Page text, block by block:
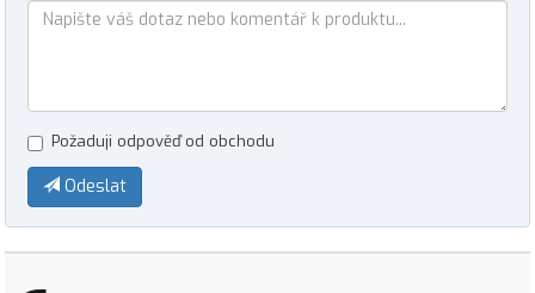
Požaduji odpověď od obchodu
Odeslat